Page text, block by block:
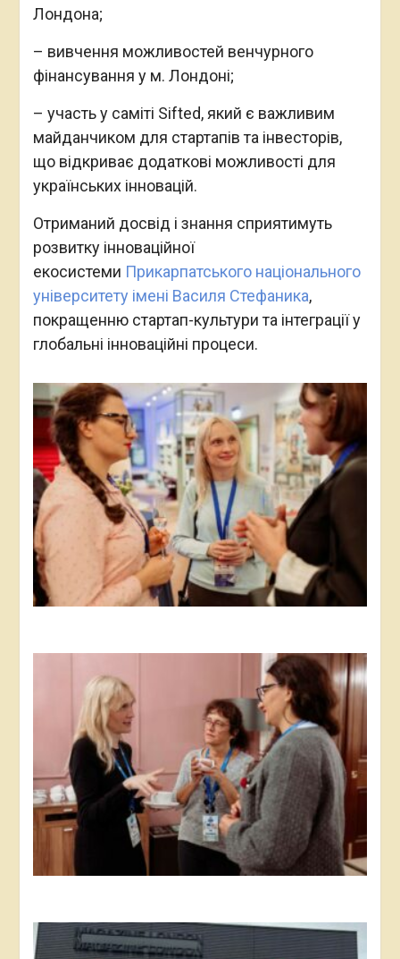
Лондона;
– вивчення можливостей венчурного
фінансування у м. Лондоні;
– участь у саміті Sifted, який є важливим
майданчиком для стартапів та інвесторів,
що відкриває додаткові можливості для
українських інновацій.
Отриманий досвід і знання сприятимуть
розвитку інноваційної
екосистеми Прикарпатського національного
університету імені Василя Стефаника,
покращенню стартап-культури та інтеграції у
глобальні інноваційні процеси.